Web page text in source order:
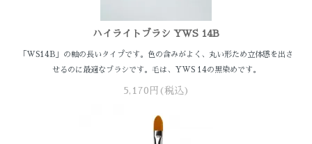
ハイライトブラシ YWS 14B
「WS14B」の軸の長いタイプです。色の含みがよく、丸い形ため立体感を出さ
せるのに最適なブラシです。毛は、YWS 14の黒染めです。
5,170円(税込)